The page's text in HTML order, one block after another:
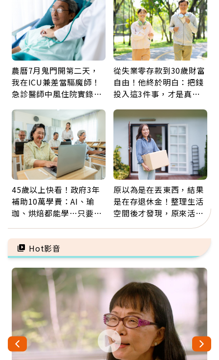
農曆7月鬼門開第二天，
我在ICU兼差當驅魔師！
急診醫師中風住院實錄：
從失業零存款到30歲財富
自由！他終於明白：把錢
投入這3件事，才是真正
45歲以上快看！政府3年
補助10萬學費：AI、瑜
珈、烘焙都能學…只要願
原以為是在丟東西，結果
是在存退休金！整理生活
空間後才發現，原來活得
Hot影音